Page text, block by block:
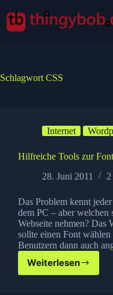
Inhalt
springen
Schlagwort CSS
Internet
Hilfreiche Tools zur
28. Juni 2011
Das Problem kennt
dem PC – aber
Webseite nehmen? Das
sollte einen Font wählen
Benutzern dann auch
Weiterlesen
Hilfreiche